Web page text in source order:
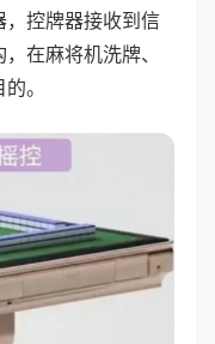
控牌器接收到信
在麻将机洗牌、
。